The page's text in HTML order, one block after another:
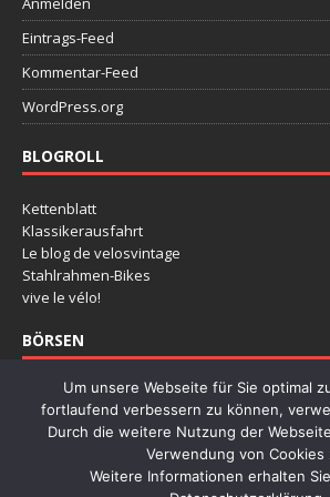
Eintrags-Feed
Kommentar-Feed
WordPress.org
BLOGROLL
Kettenblatt
Klassikerausfahrt
Le blog de velosvintage
Stahlrahmen-Bikes
vive le vélo!
BÖRSEN
Deutsche Rennradbörse
Klassikertage Hannover
Radklassiker Köln
Retro Fietsbeuers Dessel
Stalen Ros
Um unsere Webseite für Sie optimal
fortlaufend verbessern zu können,
Durch die weitere Nutzung der
Verwendung von Cookies
Weitere Informationen erhalten